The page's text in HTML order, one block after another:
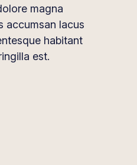
magna
accumsan lacus
habitant
est.